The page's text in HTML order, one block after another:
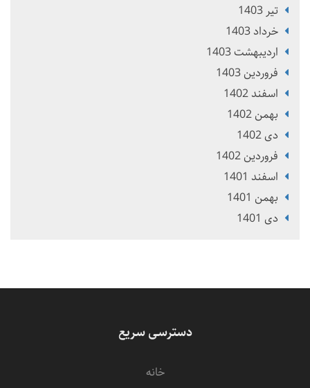
تير 1403
خرداد 1403
ارديبهشت 1403
فروردین 1403
اسفند 1402
بهمن 1402
دی 1402
فروردین 1402
اسفند 1401
بهمن 1401
دی 1401
دسترسی سریع
خانه